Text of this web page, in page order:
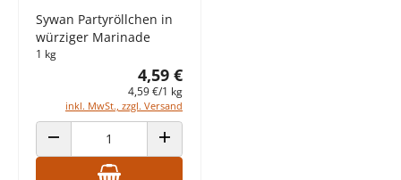
Sywan Partyröllchen in
würziger Marinade
1 kg
4,59 €
4,59 €/1 kg
inkl. MwSt., zzgl. Versand
ANZAHL VERRINGERN ANZAHL ERHÖHEN